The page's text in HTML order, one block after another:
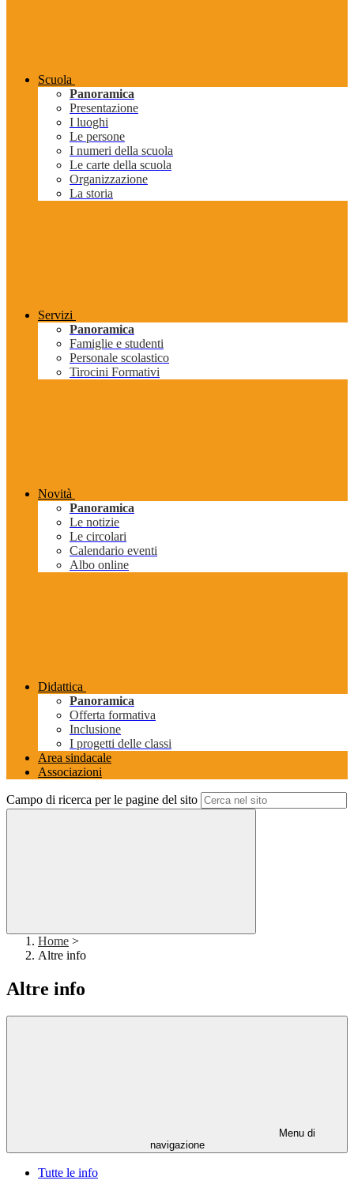
Scuola
Panoramica
Presentazione
I luoghi
Le persone
I numeri della scuola
Le carte della scuola
Organizzazione
La storia
Servizi
Panoramica
Famiglie e studenti
Personale scolastico
Tirocini Formativi
Novità
Panoramica
Le notizie
Le circolari
Calendario eventi
Albo online
Didattica
Panoramica
Offerta formativa
Inclusione
I progetti delle classi
Area sindacale
Associazioni
Campo di ricerca per le pagine del sito
Home >
Altre info
Altre info
Menu di
navigazione
Tutte le info